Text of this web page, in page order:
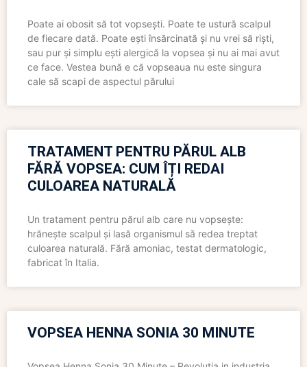
Poate ai obosit să tot vopsești. Poate te ustură scalpul
de fiecare dată. Poate ești însărcinată și nu vrei să riști,
sau pur și simplu ești alergică la vopsea și nu ai mai avut
ce face. Vestea bună e că vopseaua nu este singura
cale să scapi de aspectul părului
TRATAMENT PENTRU PĂRUL ALB
FĂRĂ VOPSEA: CUM ÎȚI REDAI
CULOAREA NATURALĂ
Un tratament pentru părul alb care nu vopsește:
hrănește scalpul și lasă organismul să redea treptat
culoarea naturală. Fără amoniac, testat dermatologic,
fabricat în Italia.
VOPSEA HENNA SONIA 30 MINUTE